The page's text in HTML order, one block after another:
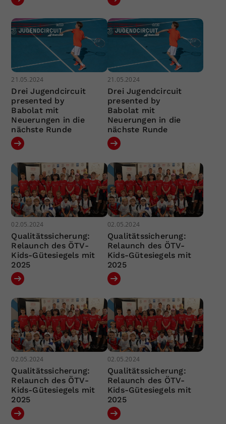
21.05.2024
Drei Jugendcircuit
presented by
Babolat mit
Neuerungen in die
nächste Runde
21.05.2024
Drei Jugendcircuit
presented by
Babolat mit
Neuerungen in die
nächste Runde
02.05.2024
Qualitätssicherung:
Relaunch des ÖTV-
Kids-Gütesiegels mit
2025
02.05.2024
Qualitätssicherung:
Relaunch des ÖTV-
Kids-Gütesiegels mit
2025
02.05.2024
Qualitätssicherung:
Relaunch des ÖTV-
Kids-Gütesiegels mit
2025
02.05.2024
Qualitätssicherung:
Relaunch des ÖTV-
Kids-Gütesiegels mit
2025